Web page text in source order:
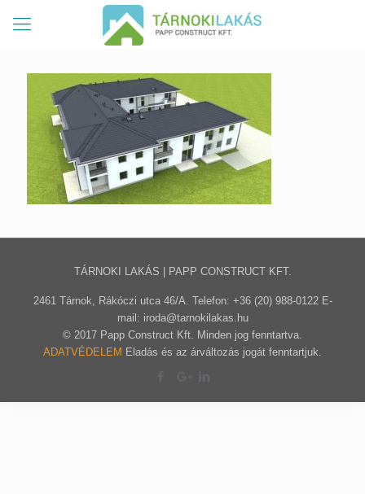
TÁRNOKI LAKÁS | PAPP CONSTRUCT KFT.
2461 Tárnok, Rákóczi utca 46/A. Telefon: +36 (20) 988-0122 E-
mail: iroda@tarnokilakas.hu
© 2017 Papp Construct Kft. Minden jog fenntartva.
ADATVÉDELEM Eladás és az árváltozás jogát fenntartjuk.